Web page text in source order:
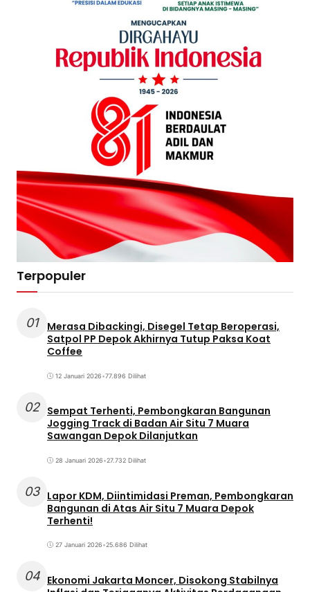
Terpopuler
01
Merasa Dibackingi, Disegel Tetap Beroperasi,
Satpol PP Depok Akhirnya Tutup Paksa Koat
Coffee
12 Januari 2026•77.896 Dilihat
02 Sempat Terhenti, Pembongkaran Bangunan
Jogging Track di Badan Air Situ 7 Muara
Sawangan Depok Dilanjutkan
28 Januari 2026•27.732 Dilihat
03 Lapor KDM, Diintimidasi Preman, Pembongkaran
Bangunan di Atas Air Situ 7 Muara Depok
Terhenti!
27 Januari 2026•25.686 Dilihat
04 Ekonomi Jakarta Moncer, Disokong Stabilnya